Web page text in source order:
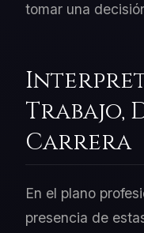
tomar una
Trabajo,
Carrera
En el plano
presencia de